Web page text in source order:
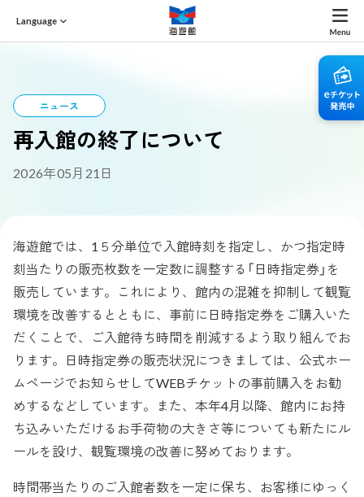
Language
ニュース
再入館の終了について
2026年05月21日
海遊館では、1５分単位で入館時刻を指定し、かつ指定時
刻当たりの販売枚数を一定数に調整する「日時指定券」を
販売しています。これにより、館内の混雑を抑制して観覧
環境を改善するとともに、事前に日時指定券をご購入いた
だくことで、ご入館待ち時間を削減するよう取り組んでお
ります。日時指定券の販売状況につきましては、公式ホー
ムページでお知らせしてWEBチケットの事前購入をお勧
めするなどしています。また、本年4月以降、館内にお持
ち込みいただけるお手荷物の大きさ等についても新たにル
ールを設け、観覧環境の改善に努めております。
時間帯当たりのご入館者数を一定に保ち、お客様にゆっく